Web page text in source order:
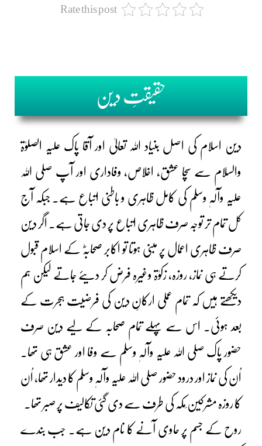
Rate this post
حقیقتِ دین
دین اسلام کی اصل بنیاد اللہ تعالیٰ اور آقا پاک علیہ الصلوٰۃ
والسلام سے سچا عشق، اخلاص، وفاداری اور آپ صلی اللہ
علیہ وآلہٖ وسلم کی کامل ظاہری و باطنی اتباع ہے۔ جبکہ آج
کل تمام تر توجہ صرف ظاہری اتباع پر دی جاتی ہے۔ اگر دین
صرف ظاہری اعمال پر مبنی ہوتا تو اکابر صحابہؓ کے اسلام قبول
کرتے ہی نماز، روزہ، زکوٰۃ وغیرہ فرض کر دیئے جاتے لیکن ہم
دیکھتے ہیں کہ تمام عملی ارکانِ دین کی فرضیت ہجرت کے
بعد ہوئی۔ اس سے پہلے تمام صحابہ کے لیے دین صرف
حضور پاک صلی اللہ علیہ وآلہٖ وسلم سے وفا اور عشق ہی تھا۔
اُن کی نماز اور درود حضور صلی اللہ علیہ وآلہٖ وسلم کا دیدار تھا، اُن
کا روزہ مشرکین ِمکہ کی طرف سے دی گئی تکالیف پر صبر تھا۔
روح کے جسم پر حاوی آنے کا نام دین ہے۔ جب بندے